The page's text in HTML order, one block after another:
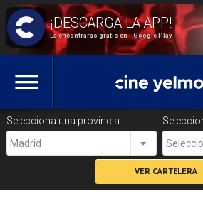
La encontrarás gratis en - Google Play
Selecciona una provincia
Madrid